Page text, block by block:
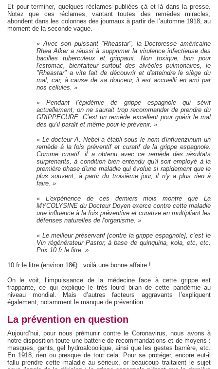
Et pour terminer, quelques réclames publiées çà et là dans la presse.
Notez que ces réclames, vantant toutes des remèdes miracles,
abondent dans les colonnes des journaux à partir de l’automne 1918, au
moment de la seconde vague.
« Avec son puissant "Rheastar", la Doctoresse américaine
Rhea Alker a réussi à supprimer la virulence infectieuse des
bacilles tuberculeux et grippaux. Non toxique, bon pour
l'estomac, bienfaiteur surtout des alvéoles pulmonaires, le
"Rheastar" a vite fait de découvrir et d'atteindre le siège du
mal, car, à cause de sa douceur, il est accueilli en ami par
nos cellules. »
« Pendant l’épidémie de grippe espagnole qui sévit
actuellement, on ne saurait trop recommander de prendre du
GRIPPECURE. C’est un remède excellent pour guérir le mal
dès qu’il paraît et même pour le prévenir. »
« Le docteur A. Nebel a établi sous le nom d'influenzinum un
remède à la fois préventif et curatif de la grippe espagnole.
Comme curatif, il a obtenu avec ce remède des résultats
surprenants, à condition bien entendu qu'il soit employé à la
première phase d'une maladie qui évolue si rapidement que le
plus souvent, à partir du troisième jour, il n'y a plus rien à
faire. »
« L'expérience de ces derniers mois montre que La
MYCOLYSINE du Docteur Doyen exerce contre cette maladie
une influence à la fois préventive et curative en multipliant les
défenses naturelles de l'organisme. »
« Le meilleur préservatif [contre la grippe espagnole], c’est le
Vin régénérateur Pastor, à base de quinquina, kola, etc, etc.
Prix 10 fr le litre. »
10 fr le litre (environ 18€) : voilà une bonne affaire !
On le voit, l’impuissance de la médecine face à cette grippe est
frappante, ce qui explique le très lourd bilan de cette pandémie au
niveau mondial. Mais d’autres facteurs aggravants l’expliquent
également, notamment le manque de prévention.
La prévention en question
Aujourd’hui, pour nous prémunir contre le Coronavirus, nous avons à
notre disposition toute une batterie de recommandations et de moyens :
masques, gants, gel hydroalcoolique, ainsi que les gestes barrière, etc.
En 1918, rien ou presque de tout cela. Pour se protéger, encore eut-il
fallu prendre cette maladie au sérieux, or beaucoup traitaient le sujet